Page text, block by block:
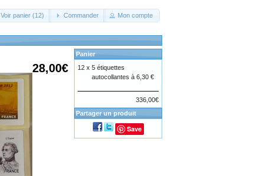
Voir panier (12) Commander Mon compte
28,00€
Panier
12 x 5 étiquettes
autocollantes à 6,30 €
336,00€
Partager un produit
Save